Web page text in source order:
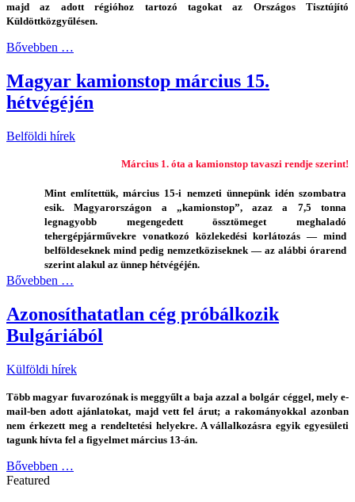
majd az adott régióhoz tartozó tagokat az Országos Tisztújító
Küldöttközgyűlésen.
Bővebben …
Magyar kamionstop március 15.
hétvégéjén
Belföldi hírek
Március 1. óta a kamionstop tavaszi rendje szerint!
Mint említettük, március 15-i nemzeti ünnepünk idén szombatra
esik. Magyarországon a „kamionstop”, azaz a 7,5 tonna
legnagyobb megengedett össztömeget meghaladó
tehergépjárművekre vonatkozó közlekedési korlátozás — mind
belföldeseknek mind pedig nemzetköziseknek — az alábbi órarend
szerint alakul az ünnep hétvégéjén.
Bővebben …
Azonosíthatatlan cég próbálkozik
Bulgáriából
Külföldi hírek
Több magyar fuvarozónak is meggyűlt a baja azzal a bolgár céggel, mely e-
mail-ben adott ajánlatokat, majd vett fel árut; a rakományokkal azonban
nem érkezett meg a rendeltetési helyekre. A vállalkozásra egyik egyesületi
tagunk hívta fel a figyelmet március 13-án.
Bővebben …
Featured